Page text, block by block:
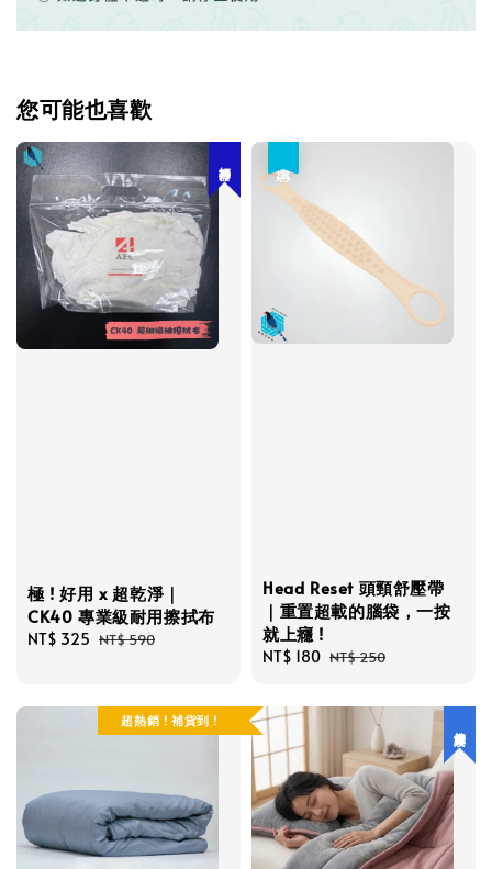
您可能也喜歡
極 ! 好用 x 超乾淨｜
CK40 專業級耐用擦拭布
Sale
NT$ 325 Regular
NT$ 590
Head Reset 頭頸舒壓帶
｜重置超載的腦袋，一按
就上癮 !
Sale
NT$ 180 Regular
NT$ 250
超熱銷 ! 補貨到 !